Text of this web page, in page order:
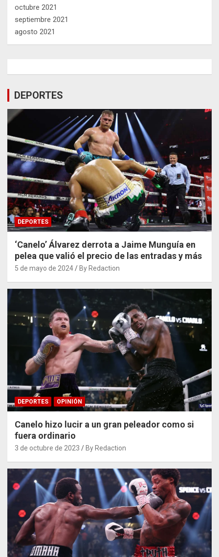
octubre 2021
septiembre 2021
agosto 2021
DEPORTES
DEPORTES
‘Canelo’ Álvarez derrota a Jaime Munguía en
pelea que valió el precio de las entradas y más
5 de mayo de 2024 By Redaction
DEPORTES OPINIÓN
Canelo hizo lucir a un gran peleador como si
fuera ordinario
3 de octubre de 2023 By Redaction